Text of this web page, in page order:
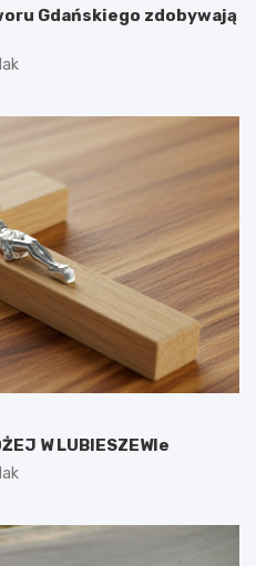
Gdańskiego zdobywają
W LUBIESZEWIe